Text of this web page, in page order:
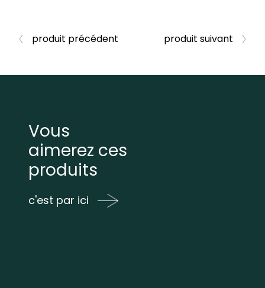
produit précédent produit suivant
Vous
aimerez ces
produits
c'est par ici